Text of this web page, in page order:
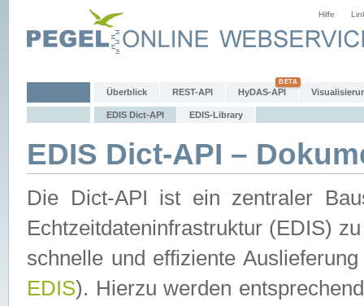
Hilfe
Überblick REST-API HyDAS-API
EDIS Dict-API EDIS-Library
EDIS Dict-API –
Die Dict-API ist ein zentraler
Echtzeitdateninfrastruktur (EDIS)
schnelle und effiziente
EDIS). Hierzu werden